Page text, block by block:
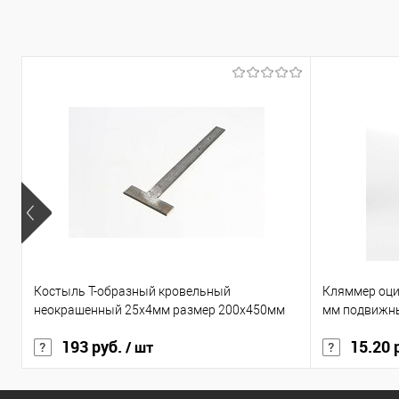
Костыль Т-образный кровельный
неокрашенный 25х4мм размер 200х450мм
193 руб. / шт
Кляммер
мм
15.20